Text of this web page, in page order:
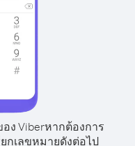
ง Viberหากต้องการ
กเลขหมายดังต่อไป